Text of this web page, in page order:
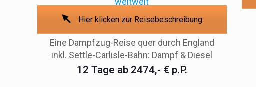
Hier klicken zur Reisebeschreibung
Eine Dampfzug-Reise quer durch England
inkl. Settle-Carlisle-Bahn: Dampf & Diesel
12 Tage ab 2474,- € p.P.